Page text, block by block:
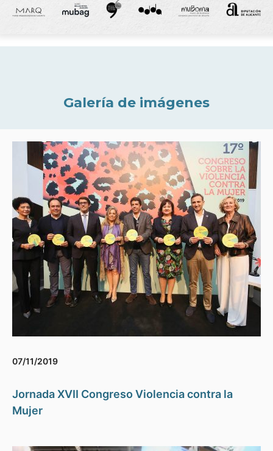
Galería de imágenes
07/11/2019
Jornada XVII Congreso Violencia contra la
Mujer